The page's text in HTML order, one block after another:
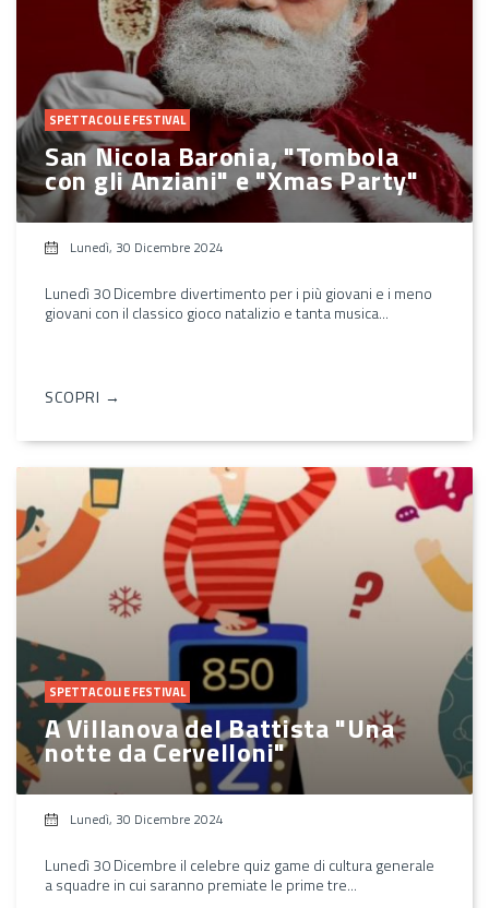
SPETTACOLI E FESTIVAL
San Nicola Baronia, "Tombola
con gli Anziani" e "Xmas Party"
Lunedì, 30 Dicembre 2024
Lunedì 30 Dicembre divertimento per i più giovani e i meno
giovani con il classico gioco natalizio e tanta musica...
SCOPRI →
SPETTACOLI E FESTIVAL
A Villanova del Battista "Una
notte da Cervelloni"
Lunedì, 30 Dicembre 2024
Lunedì 30 Dicembre il celebre quiz game di cultura generale
a squadre in cui saranno premiate le prime tre...